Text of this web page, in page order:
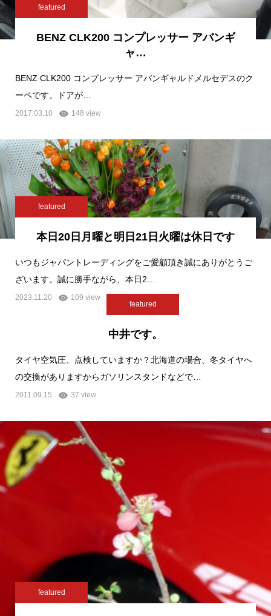
featured
BENZ CLK200 コンプレッサー アバンギ
ャ…
BENZ CLK200 コンプレッサー アバンギャルドメルセデスのク
ーペです。ドアが…
2017.03.10 148 view
featured
本日20日月曜と明日21日火曜は休日です
いつもジャパントレーディングをご愛顧頂き誠にありがとうご
ざいます。誠に勝手ながら、本日2…
2023.11.20 109 view
featured
中井です。
タイヤ空気圧、点検していますか？北海道の場合、冬タイヤへ
の交換がありますからガソリンスタンドなどで…
2011.09.15 37 view
featured